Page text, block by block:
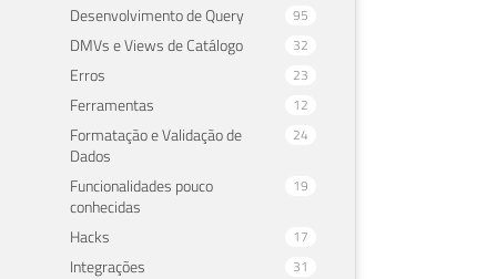
Desenvolvimento de Query 95
DMVs e Views de Catálogo 32
Erros 23
Ferramentas 12
Formatação e Validação de
Dados
24
Funcionalidades pouco
conhecidas
19
Hacks 17
Integrações 31